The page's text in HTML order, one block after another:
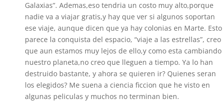
Galaxias”. Ademas,eso tendria un costo muy alto,porque
nadie va a viajar gratis,y hay que ver si algunos soportan
ese viaje, aunque dicen que ya hay colonias en Marte. Esto
parece la conquista del espacio, “viaje a las estrellas”, creo
que aun estamos muy lejos de ello,y como esta cambiando
nuestro planeta,no creo que lleguen a tiempo. Ya lo han
destruido bastante, y ahora se quieren ir? Quienes seran
los elegidos? Me suena a ciencia ficcion que he visto en
algunas peliculas y muchos no terminan bien.